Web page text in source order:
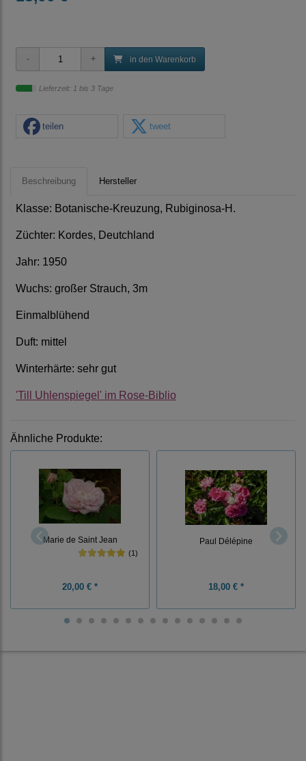
in den Warenkorb
Lieferzeit: 1 bis 3 Tage
teilen tweet
Beschreibung Hersteller
Klasse: Botanische-Kreuzung, Rubiginosa-H.
Züchter: Kordes, Deutchland
Jahr: 1950
Wuchs: großer Strauch, 3m
Einmalblühend
Duft: mittel
Winterhärte: sehr gut
'Till Uhlenspiegel' im Rose-Biblio
Ähnliche Produkte:
Marie de Saint Jean
(1)
20,00 € *
Paul Délépine
18,00 € *